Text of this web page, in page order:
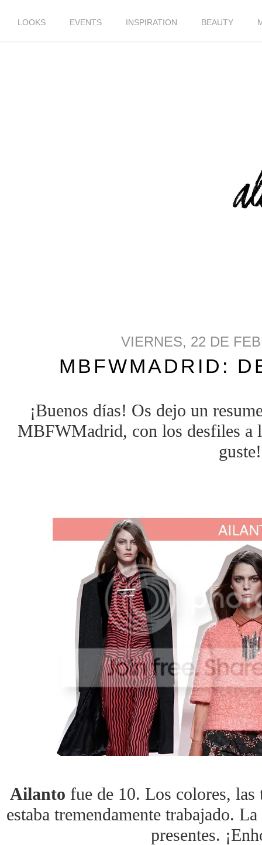
LOOKS EVENTS INSPIRATION BEAUTY
VIERNES, 22 DE
MBFWMADRID:
¡Buenos días! Os dejo un
MBFWMadrid, con los desfiles a
guste!
Ailanto fue de 10. Los colores,
estaba tremendamente trabajado.
presentes.